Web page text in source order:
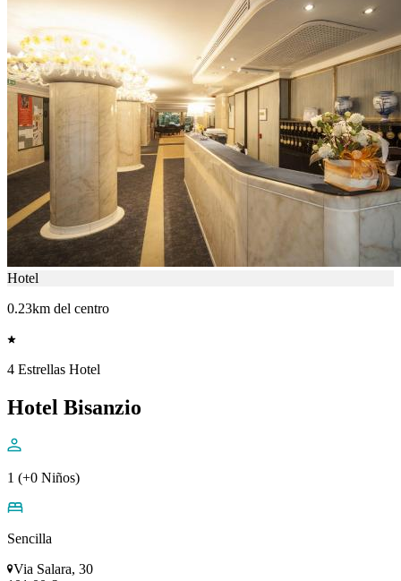
Hotel
0.23km del centro
4 Estrellas Hotel
Hotel Bisanzio
1 (+0 Niños)
Sencilla
Via Salara, 30